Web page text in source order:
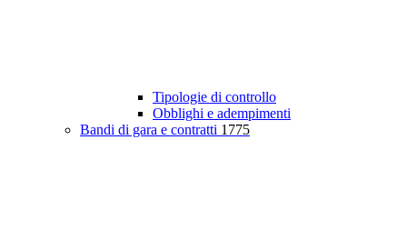
Tipologie di controllo
Obblighi e adempimenti
Bandi di gara e contratti 1775